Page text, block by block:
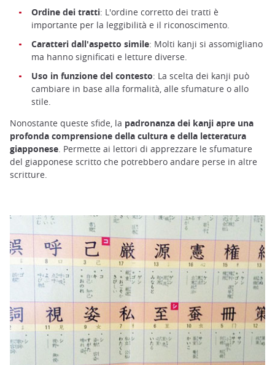
Ordine dei tratti: L'ordine corretto dei tratti è
importante per la leggibilità e il riconoscimento.
Caratteri dall'aspetto simile: Molti kanji si assomigliano
ma hanno significati e letture diverse.
Uso in funzione del contesto: La scelta dei kanji può
cambiare in base alla formalità, alle sfumature o allo
stile.
Nonostante queste sfide, la padronanza dei kanji apre una
profonda comprensione della cultura e della letteratura
giapponese. Permette ai lettori di apprezzare le sfumature
del giapponese scritto che potrebbero andare perse in altre
scritture.